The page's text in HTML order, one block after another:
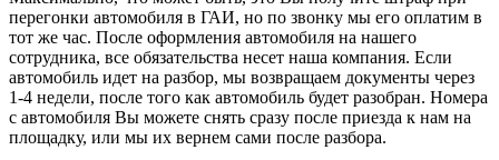
перегонки автомобиля в ГАИ, но по звонку мы его оплатим в
тот же час. После оформления автомобиля на нашего
сотрудника, все обязательства несет наша компания. Если
автомобиль идет на разбор, мы возвращаем документы через
1-4 недели, после того как автомобиль будет разобран. Номера
с автомобиля Вы можете снять сразу после приезда к нам на
площадку, или мы их вернем сами после разбора.